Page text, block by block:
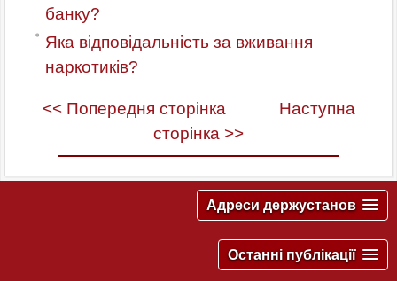
банку?
Яка відповідальність за вживання
наркотиків?
<< Попередня сторінка
Наступна
сторінка >>
Адреси держустанов
Останні публікації